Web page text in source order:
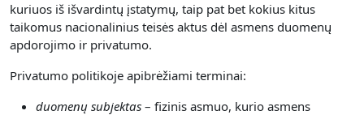
kuriuos iš išvardintų įstatymų, taip pat bet kokius kitus
taikomus nacionalinius teisės aktus dėl asmens duomenų
apdorojimo ir privatumo.
Privatumo politikoje apibrėžiami terminai:
duomenų subjektas – fizinis asmuo, kurio asmens